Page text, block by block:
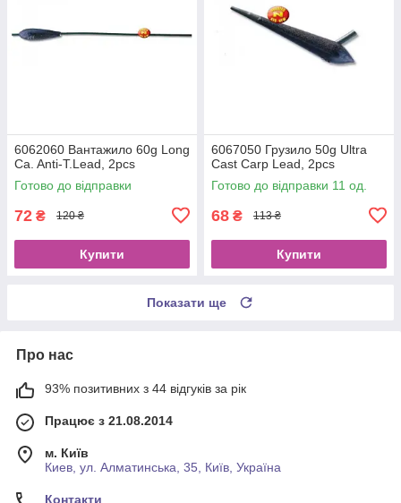
6062060 Вантажило 60g Long
Ca. Anti-T.Lead, 2pcs
Готово до відправки
72 ₴ 120 ₴
Купити
6067050 Грузило 50g Ultra
Cast Carp Lead, 2pcs
Готово до відправки 11 од.
68 ₴ 113 ₴
Купити
Показати ще
Про нас
93% позитивних з 44 відгуків за рік
Працює з 21.08.2014
м. Київ
Киев, ул. Алматинська, 35, Київ, Україна
Контакти